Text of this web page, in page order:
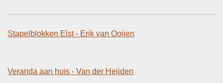
Stapelblokken Elst - Erik van Ooijen
Veranda aan huis - Van der Heijden